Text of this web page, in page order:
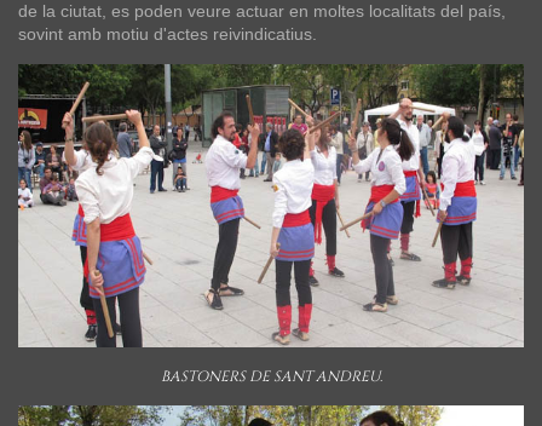
de la ciutat, es poden veure actuar en moltes localitats del país,
sovint amb motiu d'actes reivindicatius.
BASTONERS DE SANT ANDREU.